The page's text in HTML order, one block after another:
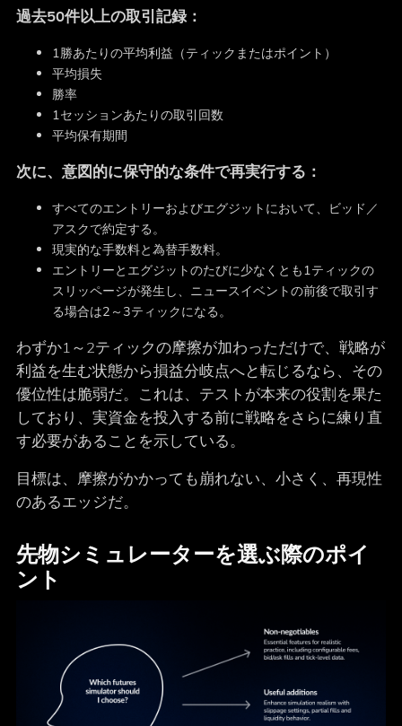
過去50件以上の取引記録：
1勝あたりの平均利益（ティックまたはポイント）
平均損失
勝率
1セッションあたりの取引回数
平均保有期間
次に、意図的に保守的な条件で再実行する：
すべてのエントリーおよびエグジットにおいて、ビッド／
アスクで約定する。
現実的な手数料と為替手数料。
エントリーとエグジットのたびに少なくとも1ティックの
スリッページが発生し、ニュースイベントの前後で取引す
る場合は2～3ティックになる。
わずか1～2ティックの摩擦が加わっただけで、戦略が
利益を生む状態から損益分岐点へと転じるなら、その
優位性は脆弱だ。これは、テストが本来の役割を果た
しており、実資金を投入する前に戦略をさらに練り直
す必要があることを示している。
目標は、摩擦がかかっても崩れない、小さく、再現性
のあるエッジだ。
先物シミュレーターを選ぶ際のポイ
ント